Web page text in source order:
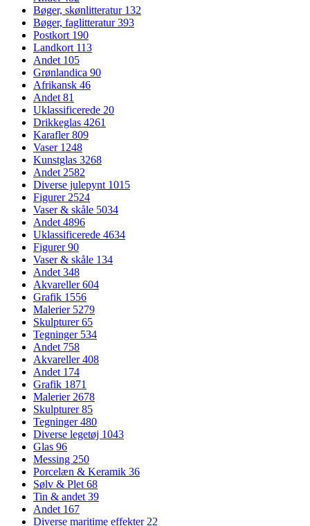
Bøger, skønlitteratur 132
Bøger, faglitteratur393
Postkort 190
Landkort 113
Andet 105
Grønlandica 90
Afrikansk 46
Andet 81
Uklassificerede 20
Drikkeglas 4261
Karafler809
Vaser 1248
Kunstglas 3268
Andet 2582
Diverse julepynt 1015
Figurer 2524
Vaser & skåle 5034
Andet 4896
Uklassificerede 4634
Figurer90
Vaser & skåle 134
Andet 348
Akvareller604
Grafik 1556
Malerier 5279
Skulpturer65
Tegninger 534
Andet 758
Akvareller408
Andet 174
Grafik 1871
Malerier 2678
Skulpturer85
Tegninger480
Diverse legetøj 1043
Glas 96
Messing 250
Porcelæn & Keramik 36
Sølv & Plet 68
Tin & andet 39
Andet 167
Diverse maritime effekter 22